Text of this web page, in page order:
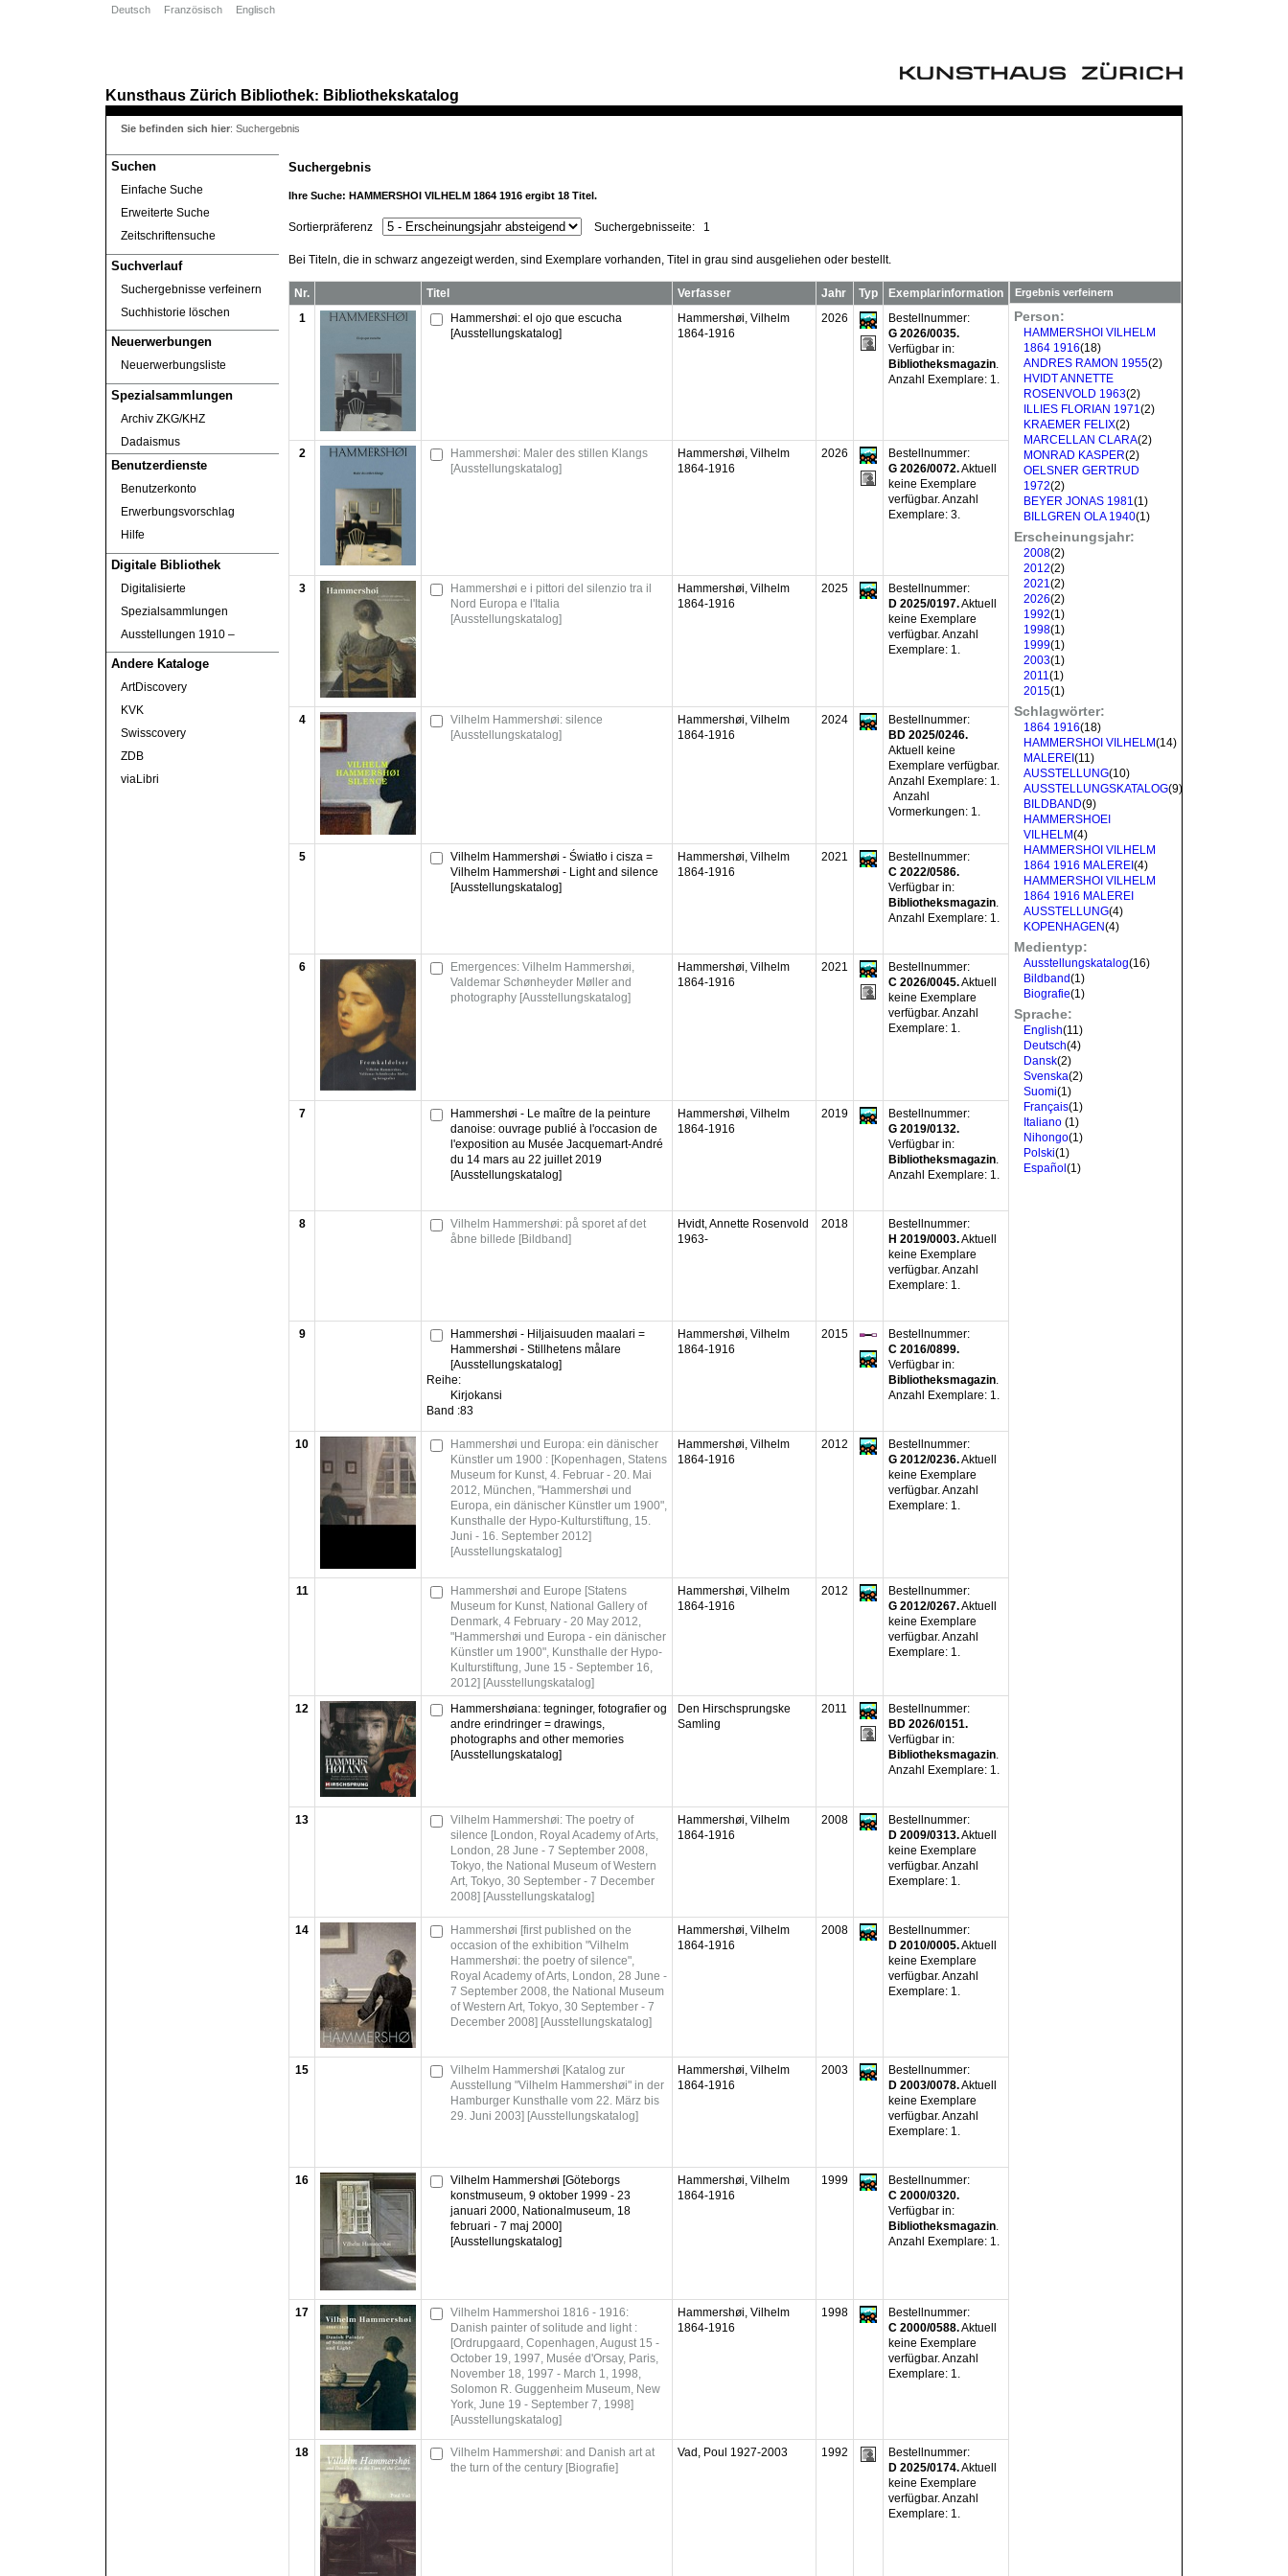
Kunsthaus Zürich Bibliothek: Bibliothekskatalog
Suchen
Einfache Suche
Erweiterte Suche
Zeitschriftensuche
Suchverlauf
Suchergebnisse verfeinern
Suchhistorie löschen
Neuerwerbungen
Neuerwerbungsliste
Spezialsammlungen
Archiv ZKG/KHZ
Dadaismus
Benutzerdienste
Benutzerkonto
Erwerbungsvorschlag
Hilfe
Digitale Bibliothek
Digitalisierte
Spezialsammlungen
Ausstellungen 1910 ‒
Andere Kataloge
ArtDiscovery
KVK
Swisscovery
ZDB
viaLibri
Deutsch Französisch Englisch
Sie befinden sich hier: Suchergebnis
Suchergebnis
Ihre Suche: HAMMERSHOI VILHELM 1864 1916 ergibt 18 Titel.
Sortierpräferenz Suchergebnisseite: 1
Bei Titeln, die in schwarz angezeigt werden, sind Exemplare vorhanden, Titel in grau sind ausgeliehen oder bestellt.
Ergebnis verfeinern
Person:
HAMMERSHOI VILHELM
1864 1916(18)
ANDRES RAMON 1955(2)
HVIDT ANNETTE
ROSENVOLD 1963(2)
ILLIES FLORIAN 1971(2)
KRAEMER FELIX(2)
MARCELLAN CLARA(2)
MONRAD KASPER(2)
OELSNER GERTRUD
1972(2)
BEYER JONAS 1981(1)
BILLGREN OLA 1940(1)
Erscheinungsjahr:
2008(2)
2012(2)
2021(2)
2026(2)
1992(1)
1998(1)
1999(1)
2003(1)
2011(1)
2015(1)
Schlagwörter:
1864 1916(18)
HAMMERSHOI VILHELM(14)
MALEREI(11)
AUSSTELLUNG(10)
AUSSTELLUNGSKATALOG(9)
BILDBAND(9)
HAMMERSHOEI
VILHELM(4)
HAMMERSHOI VILHELM
1864 1916 MALEREI(4)
HAMMERSHOI VILHELM
1864 1916 MALEREI
AUSSTELLUNG(4)
KOPENHAGEN(4)
Medientyp:
Ausstellungskatalog(16)
Bildband(1)
Biografie(1)
Sprache:
English(11)
Deutsch(4)
Dansk(2)
Svenska(2)
Suomi(1)
Français(1)
Italiano (1)
Nihongo(1)
Polski(1)
Español(1)
Nr. Titel Verfasser Jahr Typ
Exemplarinformation
1
Hammershøi: el ojo que escucha
[Ausstellungskatalog]
Hammershøi, Vilhelm
1864-1916
2026
Bestellnummer:
G 2026/0035.
Verfügbar in:
Bibliotheksmagazin.
Anzahl Exemplare: 1.
2
Hammershøi: Maler des stillen Klangs
[Ausstellungskatalog]
Hammershøi, Vilhelm
1864-1916
2026
Bestellnummer:
G 2026/0072.Aktuell
keine Exemplare
verfügbar.Anzahl
Exemplare: 3.
3
Hammershøi e i pittori del silenzio tra il
Nord Europa e l'Italia
[Ausstellungskatalog]
Hammershøi, Vilhelm
1864-1916
2025
Bestellnummer:
D 2025/0197.Aktuell
keine Exemplare
verfügbar.Anzahl
Exemplare: 1.
4
Vilhelm Hammershøi: silence
[Ausstellungskatalog]
Hammershøi, Vilhelm
1864-1916
2024
Bestellnummer:
BD 2025/0246.
Aktuell keine
Exemplare verfügbar.
Anzahl Exemplare: 1.
Anzahl
Vormerkungen: 1.
5
Vilhelm Hammershøi - Światło i cisza =
Vilhelm Hammershøi - Light and silence
[Ausstellungskatalog]
Hammershøi, Vilhelm
1864-1916
2021
Bestellnummer:
C 2022/0586.
Verfügbar in:
Bibliotheksmagazin.
Anzahl Exemplare: 1.
6
Emergences: Vilhelm Hammershøi,
Valdemar Schønheyder Møller and
photography [Ausstellungskatalog]
Hammershøi, Vilhelm
1864-1916
2021
Bestellnummer:
C 2026/0045.Aktuell
keine Exemplare
verfügbar.Anzahl
Exemplare: 1.
7
Hammershøi - Le maître de la peinture
danoise: ouvrage publié à l'occasion de
l'exposition au Musée Jacquemart-André
du 14 mars au 22 juillet 2019
[Ausstellungskatalog]
Hammershøi, Vilhelm
1864-1916
2019
Bestellnummer:
G 2019/0132.
Verfügbar in:
Bibliotheksmagazin.
Anzahl Exemplare: 1.
8
Vilhelm Hammershøi: på sporet af det
åbne billede [Bildband]
Hvidt, Annette Rosenvold
1963-
2018
Bestellnummer:
H 2019/0003.Aktuell
keine Exemplare
verfügbar.Anzahl
Exemplare: 1.
9
Hammershøi - Hiljaisuuden maalari =
Hammershøi - Stillhetens målare
[Ausstellungskatalog]
Reihe:
Kirjokansi
Band :83
Hammershøi, Vilhelm
1864-1916
2015
Bestellnummer:
C 2016/0899.
Verfügbar in:
Bibliotheksmagazin.
Anzahl Exemplare: 1.
10
Hammershøi und Europa: ein dänischer
Künstler um 1900 : [Kopenhagen, Statens
Museum for Kunst, 4. Februar - 20. Mai
2012, München, "Hammershøi und
Europa, ein dänischer Künstler um 1900",
Kunsthalle der Hypo-Kulturstiftung, 15.
Juni - 16. September 2012]
[Ausstellungskatalog]
Hammershøi, Vilhelm
1864-1916
2012
Bestellnummer:
G 2012/0236.Aktuell
keine Exemplare
verfügbar.Anzahl
Exemplare: 1.
11
Hammershøi and Europe [Statens
Museum for Kunst, National Gallery of
Denmark, 4 February - 20 May 2012,
"Hammershøi und Europa - ein dänischer
Künstler um 1900", Kunsthalle der Hypo-
Kulturstiftung, June 15 - September 16,
2012] [Ausstellungskatalog]
Hammershøi, Vilhelm
1864-1916
2012
Bestellnummer:
G 2012/0267.Aktuell
keine Exemplare
verfügbar.Anzahl
Exemplare: 1.
12
Hammershøiana: tegninger, fotografier og
andre erindringer = drawings,
photographs and other memories
[Ausstellungskatalog]
Den Hirschsprungske
Samling
2011
Bestellnummer:
BD 2026/0151.
Verfügbar in:
Bibliotheksmagazin.
Anzahl Exemplare: 1.
13
Vilhelm Hammershøi: The poetry of
silence [London, Royal Academy of Arts,
London, 28 June - 7 September 2008,
Tokyo, the National Museum of Western
Art, Tokyo, 30 September - 7 December
2008] [Ausstellungskatalog]
Hammershøi, Vilhelm
1864-1916
2008
Bestellnummer:
D 2009/0313.Aktuell
keine Exemplare
verfügbar.Anzahl
Exemplare: 1.
14
Hammershøi [first published on the
occasion of the exhibition "Vilhelm
Hammershøi: the poetry of silence",
Royal Academy of Arts, London, 28 June -
7 September 2008, the National Museum
of Western Art, Tokyo, 30 September - 7
December 2008] [Ausstellungskatalog]
Hammershøi, Vilhelm
1864-1916
2008
Bestellnummer:
D 2010/0005.Aktuell
keine Exemplare
verfügbar.Anzahl
Exemplare: 1.
15
Vilhelm Hammershøi [Katalog zur
Ausstellung "Vilhelm Hammershøi" in der
Hamburger Kunsthalle vom 22. März bis
29. Juni 2003] [Ausstellungskatalog]
Hammershøi, Vilhelm
1864-1916
2003
Bestellnummer:
D 2003/0078.Aktuell
keine Exemplare
verfügbar.Anzahl
Exemplare: 1.
16
Vilhelm Hammershøi [Göteborgs
konstmuseum, 9 oktober 1999 - 23
januari 2000, Nationalmuseum, 18
februari - 7 maj 2000]
[Ausstellungskatalog]
Hammershøi, Vilhelm
1864-1916
1999
Bestellnummer:
C 2000/0320.
Verfügbar in:
Bibliotheksmagazin.
Anzahl Exemplare: 1.
17
Vilhelm Hammershoi 1816 - 1916:
Danish painter of solitude and light :
[Ordrupgaard, Copenhagen, August 15 -
October 19, 1997, Musée d'Orsay, Paris,
November 18, 1997 - March 1, 1998,
Solomon R. Guggenheim Museum, New
York, June 19 - September 7, 1998]
[Ausstellungskatalog]
Hammershøi, Vilhelm
1864-1916
1998
Bestellnummer:
C 2000/0588.Aktuell
keine Exemplare
verfügbar.Anzahl
Exemplare: 1.
18
Vilhelm Hammershøi: and Danish art at
the turn of the century [Biografie]
Vad, Poul 1927-2003 1992
Bestellnummer:
D 2025/0174.Aktuell
keine Exemplare
verfügbar.Anzahl
Exemplare: 1.